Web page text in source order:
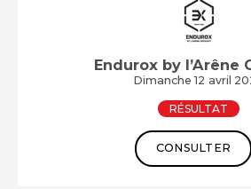
Endurox by l’Arêne
Dimanche 12 avril
RÉSULTAT
CONSULTER